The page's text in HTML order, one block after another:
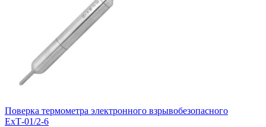
Поверка термометра электронного взрывобезопасного
ЕхТ-01/2-6